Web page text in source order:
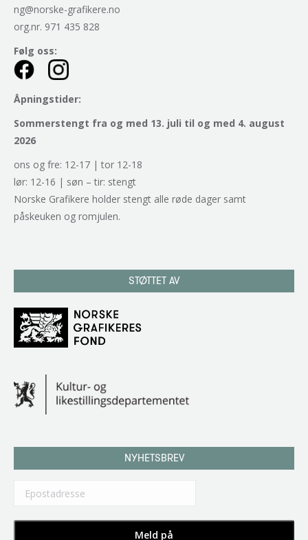
ng@norske-grafikere.no
org.nr. 971 435 828
Følg oss:
Åpningstider:
Sommerstengt fra og med 13. juli til og med 4. august
2026
ons og fre: 12-17 | tor 12-18
lør: 12-16 | søn – tir: stengt
Norske Grafikere holder stengt alle røde dager samt
påskeuken og romjulen.
STØTTET AV
NYHETSBREV